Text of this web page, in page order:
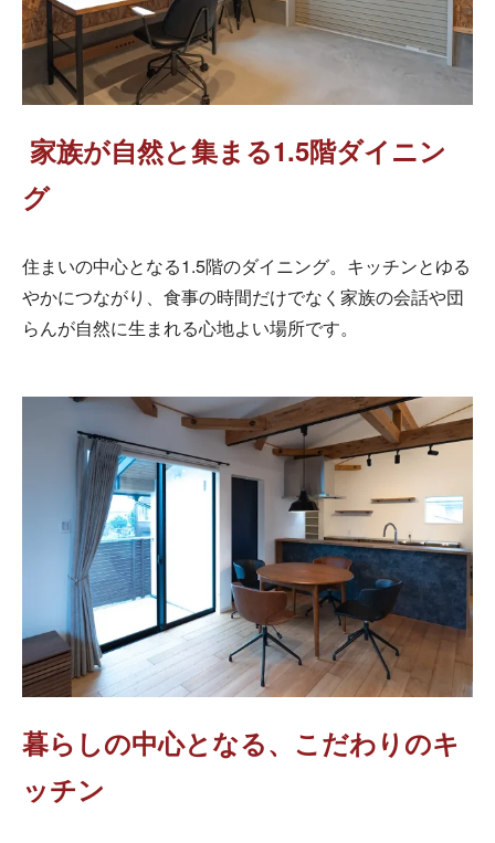
家族が自然と集まる1.5階ダイニン
グ
住まいの中心となる1.5階のダイニング。キッチンとゆる
やかにつながり、食事の時間だけでなく家族の会話や団
らんが自然に生まれる心地よい場所です。
暮らしの中心となる、こだわりのキ
ッチン